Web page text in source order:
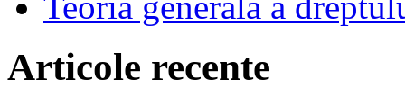
Articole recente